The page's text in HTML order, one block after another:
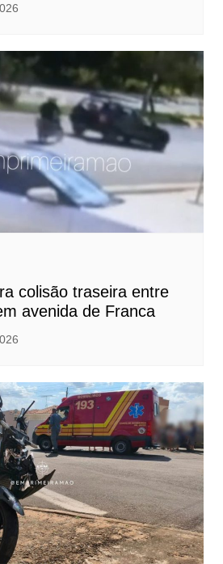
colisão traseira entre
avenida de Franca